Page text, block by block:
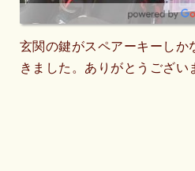
玄関の鍵がスペアーキーしか
きました。ありがとうござい